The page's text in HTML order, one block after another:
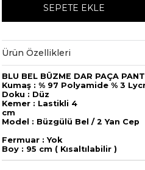
Ürün Özellikleri
BLU BEL BÜZME DAR PAÇA
Kumaş : % 97 Polyamide % 3
Doku : Düz
Kemer : Lastikli 4
Model :
Fermuar : Yok
Boy : 95 cm ( Kısaltılabilir )